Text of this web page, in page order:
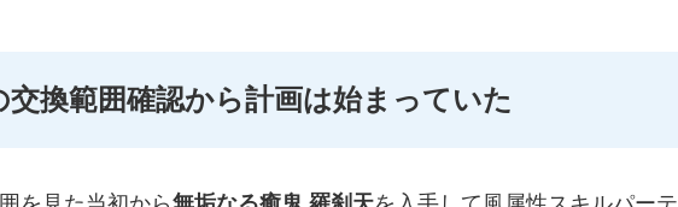
換範囲確認から計画は始まっていた